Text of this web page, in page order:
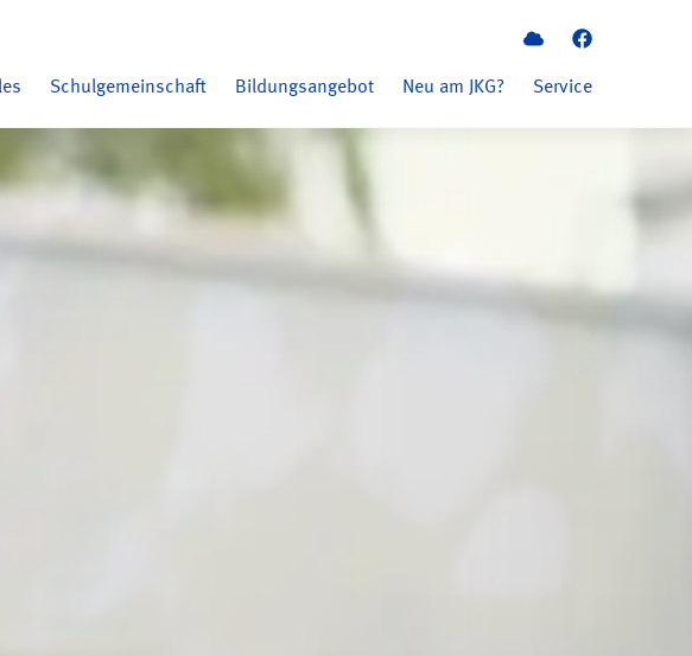
Schulgemeinschaft Bildungsangebot Neu am JKG? Service